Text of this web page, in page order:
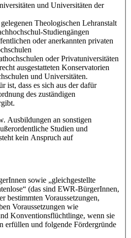
und Universitäten der
Theologischen Lehranstalt
Studiengängen
oder anerkannten privaten
oder Privatuniversitäten
ausgestatteten Konservatorien
und Universitäten.
ist, dass es sich aus der dafür
des zuständigen
Ausbildungen an sonstigen
Studien und
kein Anspruch auf
sowie „gleichgestellte
(das sind EWR-BürgerInnen,
bestimmten Voraussetzungen,
Voraussetzungen wie
Konventionsflüchtlinge, wenn sie
erfüllen und folgende Fördergründe